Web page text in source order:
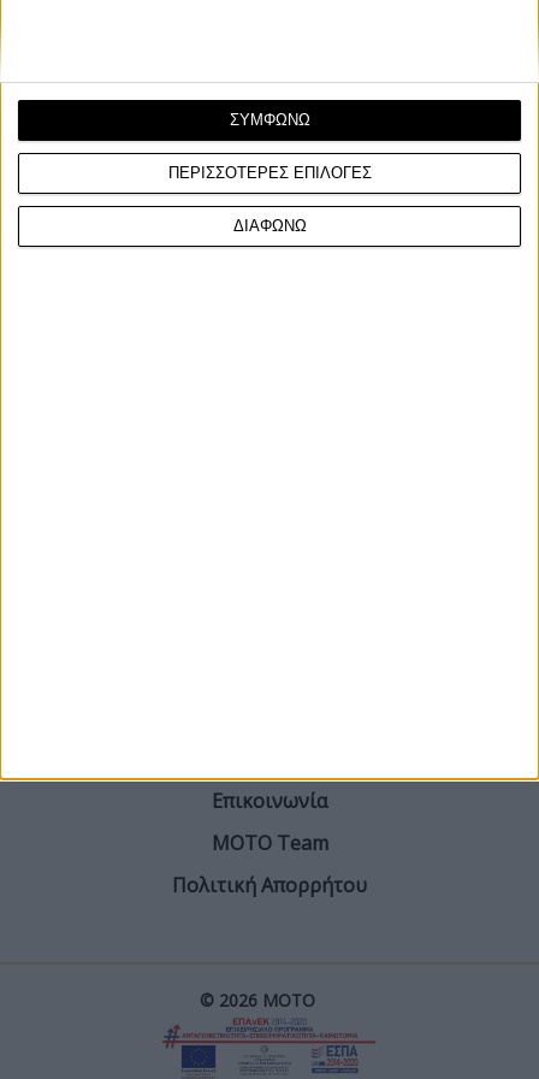
ΠΕΡΙΣΣΟΤΕΡΕΣ ΕΠΙΛΟΓΕΣ
ΔΙΑΦΩΝΩ
ΣΥΜΦΩΝΩ
Επικοινωνία
ΜΟΤΟ Team
Πολιτική Απορρήτου
© 2026 ΜΟΤΟ